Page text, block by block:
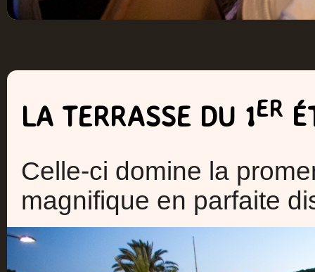
LA TERRASSE DU 1ER
Celle-ci domine la
magnifique en parfaite